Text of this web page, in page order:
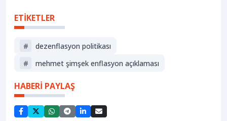
ETİKETLER
#
dezenflasyon politikası
#
mehmet şimşek enflasyon açıklaması
HABERİ PAYLAŞ